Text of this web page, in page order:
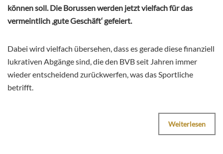
können soll. Die Borussen werden jetzt vielfach für das
vermeintlich ‚gute Geschäft‘ gefeiert.
Dabei wird vielfach übersehen, dass es gerade diese finanziell
lukrativen Abgänge sind, die den BVB seit Jahren immer
wieder entscheidend zurückwerfen, was das Sportliche
betrifft.
Weiterlesen